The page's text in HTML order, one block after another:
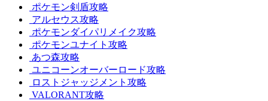
ポケモン剣盾攻略
アルセウス攻略
ポケモンダイパリメイク攻略
ポケモンユナイト攻略
あつ森攻略
ユニコーンオーバーロード攻略
ロストジャッジメント攻略
VALORANT攻略